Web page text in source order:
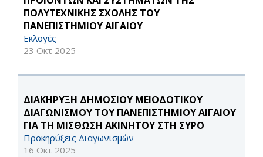
ΠΟΛΥΤΕΧΝΙΚΗΣ ΣΧΟΛΗΣ ΤΟΥ
ΠΑΝΕΠΙΣΤΗΜΙΟΥ ΑΙΓΑΙΟΥ
Εκλογές
23 Οκτ 2025
ΔΙΑΚΗΡΥΞΗ ΔΗΜΟΣΙΟΥ ΜΕΙΟΔΟΤΙΚΟΥ
ΔΙΑΓΩΝΙΣΜΟΥ ΤΟΥ ΠΑΝΕΠΙΣΤΗΜΙΟΥ ΑΙΓΑΙΟΥ
ΓΙΑ ΤΗ ΜΙΣΘΩΣΗ ΑΚΙΝΗΤOY ΣΤΗ ΣΥΡΟ
Προκηρύξεις Διαγωνισμών
16 Οκτ 2025